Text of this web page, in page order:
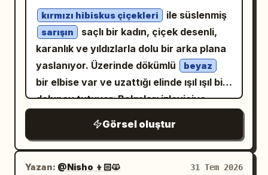
“VOICE _ Soft & Clear”, “CHARM _ Smile”
ve küçük bir dalga formu. Sol tarafta yarı
saydam bir panelde dikey slogan: “キミの
心に、やさしい歌を。” Sağ üst sürüm
paneli: “NEW DIGITAL SINGLE”, büyük
, “RELEASE” ve bir
barkod. Sağ orta şarkı listesi kartı: tam
olarak 5 numaralı parça ekleyin: “01.
Lumière”, “02. 雨上がりの花束”, “03.
taba-beyaz renkli 1 köpek, sağ ufukta
uzak bir beyaz yelkenli gemi, 1 büyük dal
parçası, 1 ana kristal ejderha kanadı,
solda kıvrılan 1 ejderha kuyruğu, metin
alanının yakınındaki kumda 1 küçük deniz
dekoratif emoji benzeri simge: bir
palmiye ağacı ve bir gitar. Ortam:
Turkuaz okyanus dalgaları, soluk kum,
arka planda yemyeşil ada tepeleri, sol
geleneksel ahşap ev verandası . Sol
üstten gelen yumuşak doğal ışık; cilt, saç
ve zemin üzerinde sıcak yansımalar
oluşturuyor. Kompozisyon/Kamera:
Dikey 3:4 en boy oranı. Kişinin merkezde
Chibi karakterler etrafına ritmik bir
şekilde dağılmış. Sığ alan derinliği.
Doku/Stil: Ana kişi ve veranda için
yüksek çözünürlüklü fotogerçekçi ifade.
kırmızı hibiskus çiçekleri ile süslenmiş
sarışın
saçlı bir kadın, çiçek desenli,
karanlık ve yıldızlarla dolu bir arka plana
yaslanıyor. Üzerinde dökümlü
beyaz
bir elbise var ve uzattığı elinde ışıl ışıl bir
dolunay tutuyor. Bakışları izleyiciye
Görsel oluştur
Yazan: @Nisho 👦🏻🙀 31 Tem 2026